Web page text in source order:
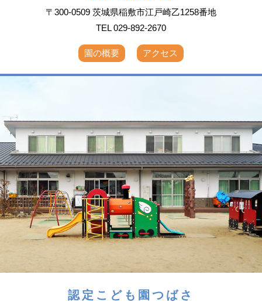
〒300-0509 茨城県稲敷市江戸崎乙1258番地
TEL 029-892-2670
園の概要 アクセス
認定こども園つばさ